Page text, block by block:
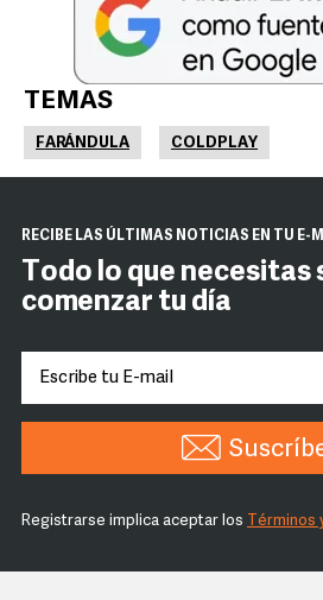
TEMAS
FARÁNDULA COLDPLAY
RECIBE LAS ÚLTIMAS NOTICIAS EN TU E-
Todo lo que necesitas
comenzar tu día
Registrarse implica aceptar los Términos